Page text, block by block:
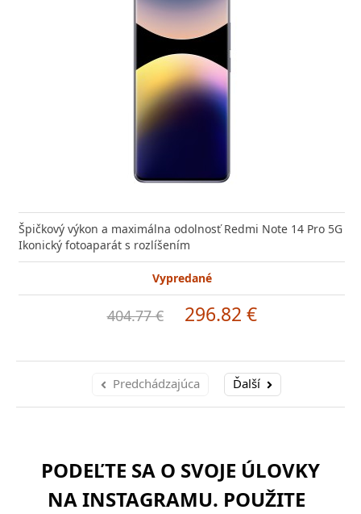
Špičkový výkon a maximálna odolnosť Redmi Note 14 Pro 5G
Ikonický fotoaparát s rozlíšením
Vypredané
404.77 € 296.82 €
Predchádzajúca Ďalší
PODEĽTE SA O SVOJE ÚLOVKY
NA INSTAGRAMU. POUŽITE